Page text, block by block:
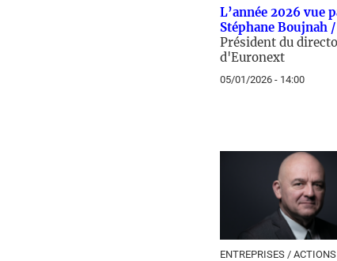
L’année 2026 vue
Stéphane Boujnah /
Président du
d'Euronext
05/01/2026 - 14:00
ENTREPRISES / ACTIONS